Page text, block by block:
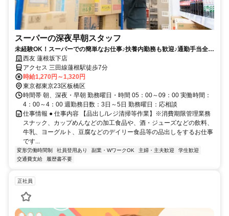
スーパーの深夜早朝スタッフ
未経験OK！スーパーでの簡単なお仕事♪扶養内勤務も歓迎♪通勤手当全額
支給／社員買物割引有
西友 蓮根坂下店
アクセス 三田線蓮根駅徒歩7分
時給1,270円～1,320円
東京都東京23区板橋区
時間帯 朝、深夜・早朝 勤務曜日・時間 05：00～09：00 実働時間：
4：00～4：00 週勤務日数：3日～5日 勤務曜日：応相談
仕事情報 ● 仕事内容 【品出し/レジ清掃等作業】※消費期限管理業務
スナック、カップめんなどの加工食品や、酒・ジューズなどの飲料、
牛乳、ヨーグルト、豆腐などのデイリー食品等の品出しをするお仕事
です...
変形労働時間制 社員登用あり 副業・WワークOK 主婦・主夫歓迎
学生歓迎
交通費支給
履歴書不要
正社員